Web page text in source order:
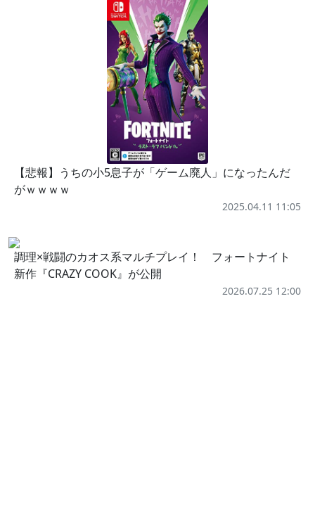
【悲報】うちの小5息子が「ゲーム廃人」になったんだ
がｗｗｗｗ
2025.04.11 11:05
調理×戦闘のカオス系マルチプレイ！ フォートナイト
新作『CRAZY COOK』が公開
2026.07.25 12:00